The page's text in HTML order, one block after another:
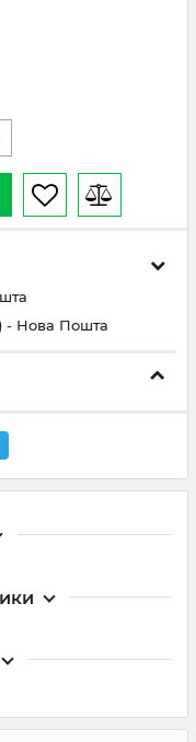
- Нова Пошта